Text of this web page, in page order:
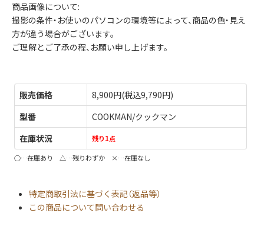
商品画像について:
撮影の条件・お使いのパソコンの環境等によって、商品の色・見え
方が違う場合がございます。
ご理解とご了承の程、お願い申し上げます。
販売価格
8,900円(税込9,790円)
型番
COOKMAN/クックマン
在庫状況
残り1点
○…在庫あり △…残りわずか ×…在庫なし
特定商取引法に基づく表記（返品等）
この商品について問い合わせる